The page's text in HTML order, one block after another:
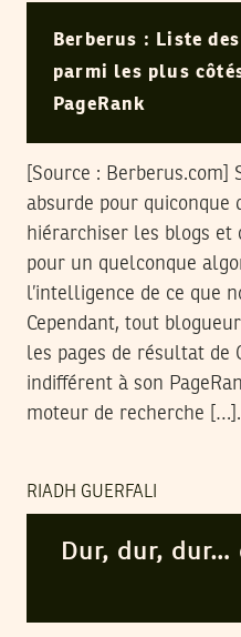
Berberus : Liste
parmi les plus
PageRank
[Source : Berberus.com]
absurde pour quiconque
hiérarchiser les blogs et
pour un quelconque
l’intelligence de ce que
Cependant, tout
les pages de résultat de
indifférent à son
moteur de recherche […].
RIADH GUERFALI
Dur, dur, dur…